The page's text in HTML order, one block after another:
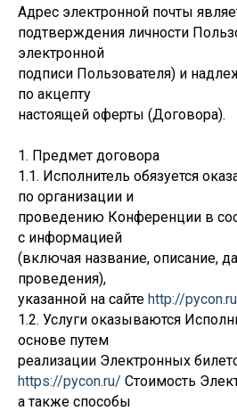
Адрес электронной почты
подтверждения личности
электронной
подписи Пользователя) и
по акцепту
настоящей оферты (Договора).
1. Предмет договора
1.1. Исполнитель обязуется
по организации и
проведению Конференции в
с информацией
(включая название, описание,
проведения),
указанной на сайте http://pycon.ru
1.2. Услуги оказываются
основе путем
реализации Электронных
https://pycon.ru/ Стоимость
а также способы